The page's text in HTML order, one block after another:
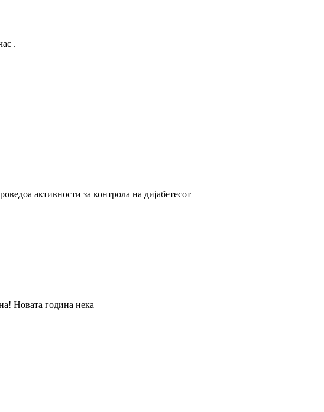
.
активности за контрола на дијабетесот
Новата година нека